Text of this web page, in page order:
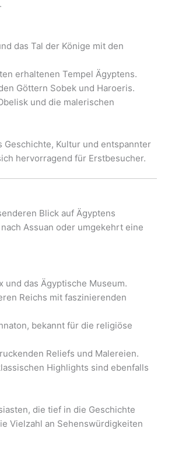
das Tal der Könige mit den
erhaltenen Tempel Ägyptens.
Göttern Sobek und Haroeris.
und die malerischen
Kultur und entspannter
hervorragend für Erstbesucher.
Blick auf Ägyptens
Assuan oder umgekehrt eine
das Ägyptische Museum.
Reichs mit faszinierenden
bekannt für die religiöse
Reliefs und Malereien.
Highlights sind ebenfalls
die tief in die Geschichte
Vielzahl an Sehenswürdigkeiten